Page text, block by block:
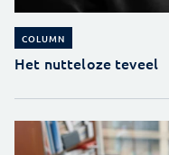
COLUMN
Het nutteloze teveel